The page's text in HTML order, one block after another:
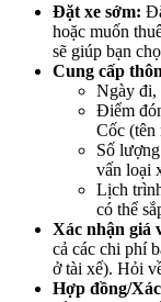
Đặt xe sớm:
hoặc muốn
sẽ giúp bạn
Cung cấp
Ngày đi,
Điểm
Cốc (tên
Số
vấn loại
Lịch
có thể
Xác nhận giá
cả các chi phí
ở tài xế). Hỏi
Hợp đồng/